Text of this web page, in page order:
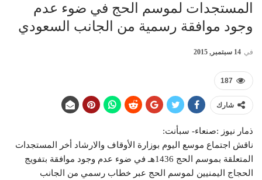
المستجدات لموسم الحج في ضوء عدم
وجود موافقة رسمية من الجانب السعودي
في 14 سبتمبر, 2015
187
شارك
ذمار نيوز :صنعاء- سبأنت:
ناقش اجتماع موسع اليوم بوزارة الأوقاف والارشاد أخر المستجدات
المتعلقة بموسم الحج 1436هـ في ضوء عدم وجود موافقة بتفويج
الحجاج اليمنيين لموسم الحج عبر خطاب رسمي من الجانب